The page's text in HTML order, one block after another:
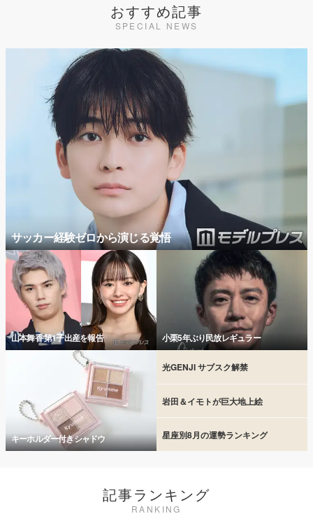
おすすめ記事
SPECIAL NEWS
サッカー経験ゼロから演じる覚悟
山本舞香 第1子出産を報告 小栗5年ぶり民放レギュラー
キーホルダー付きシャドウ
光GENJI サブスク解禁
岩田＆イモトが巨大地上絵
星座別8月の運勢ランキング
記事ランキング
RANKING